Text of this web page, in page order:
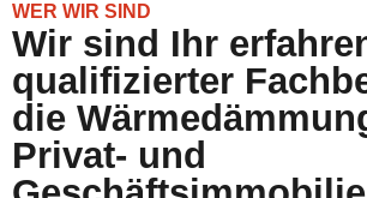
WER WIR SIND
Wir sind Ihr
qualifizierter
die
Privat- und